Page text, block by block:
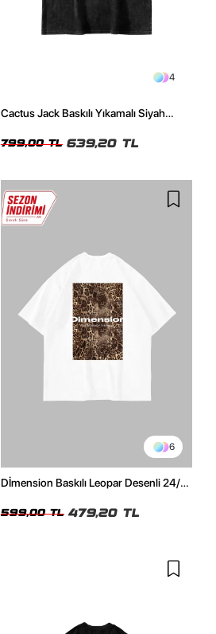
4
Cactus Jack Baskılı Yıkamalı Siyah
799,00 TL 639,20 TL
6
Dİmension Baskılı Leopar Desenli 24/1
599,00 TL 479,20 TL